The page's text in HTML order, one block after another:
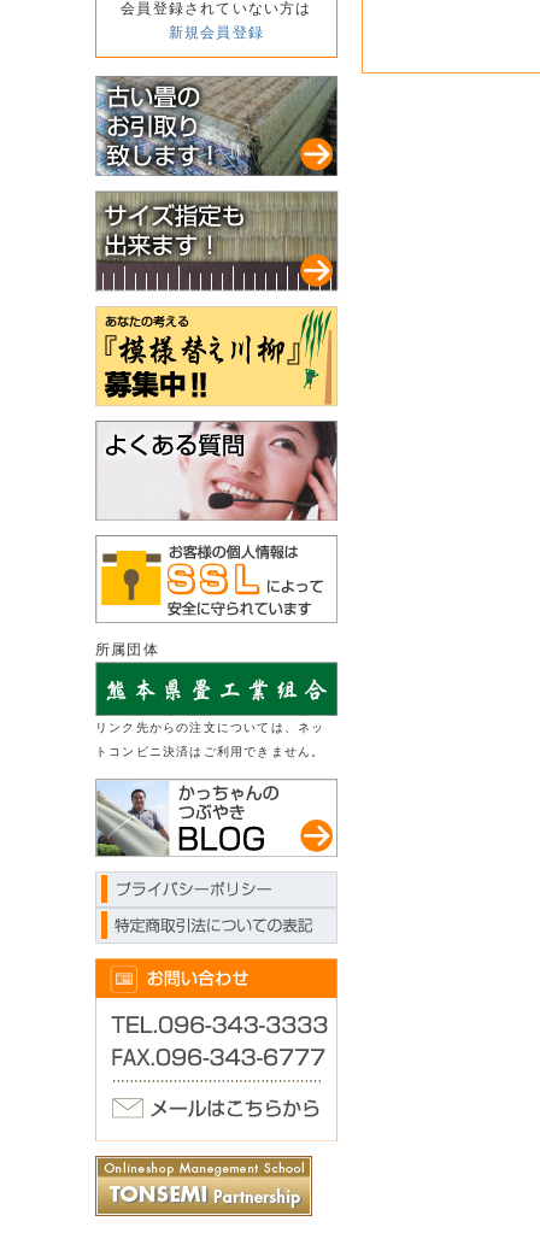
会員登録されていない方は
新規会員登録
所属団体
リンク先からの注文については、ネッ
トコンビニ決済はご利用できません。